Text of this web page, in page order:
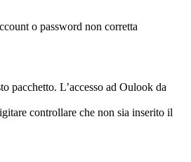
o password non corretta
pacchetto. L’accesso ad Oulook da
controllare che non sia inserito il